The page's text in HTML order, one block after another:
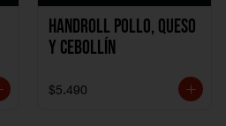
Handroll Pollo, Queso
y Cebollín
$5.490